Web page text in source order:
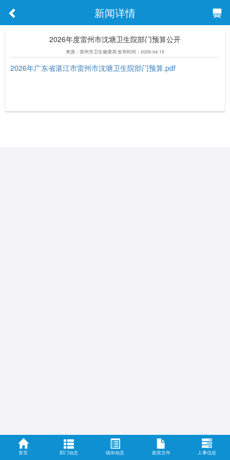
新闻详情
2026年度雷州市沈塘卫生院部门预算公开
来源：雷州市卫生健康局 发布时间：2026-04-15
2026年广东省湛江市雷州市沈塘卫生院部门预算.pdf
首页 部门动态 镇街动态 政策文件 人事信息